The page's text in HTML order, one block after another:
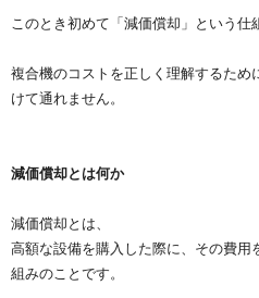
このとき初めて「減価償却」という仕
複合機のコストを正しく理解するため
けて通れません。
減価償却とは何か
減価償却とは、
高額な設備を購入した際に、その費用
組みのことです。